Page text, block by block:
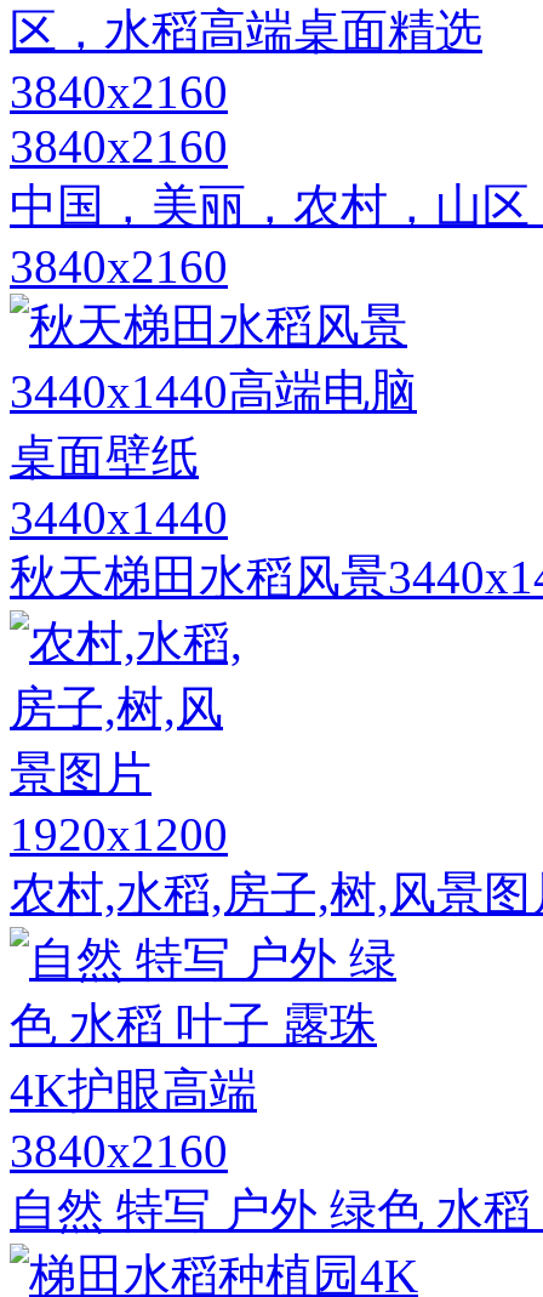
3840x2160
中国，美丽，农村，山
3840x2160
3440x1440
秋天梯田水稻风景
1920x1200
农村,水稻,房子,树,风景图
3840x2160
自然 特写 户外 绿色 水